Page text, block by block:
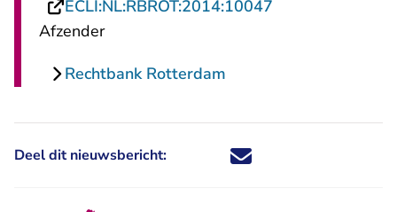
ECLI:NL:RBROT:2014:10047
Afzender
Rechtbank Rotterdam
Deel dit nieuwsbericht: Deel dit nieuwsbericht via X -
Deel dit nieuwsbericht via
Deel dit nieuwsbericht
Deel dit